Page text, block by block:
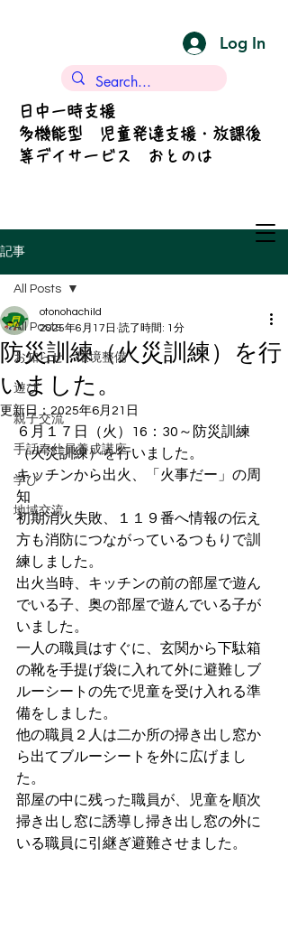
Log In
日中一時支援
多機能型 児童発達支援・放課後
等デイサービス おとのは
記事
All Posts
お知らせ・環境整備
遊び
親子交流
手話奉仕員養成講座
学び
地域交流
All Posts
防災訓練（火災訓練）を行
いました。
otonohachild
2025年6月17日 読了時間: 1分
更新日： 2025年6月21日
６月１７日（火）16：30～防災訓練
（火災訓練）を行いました。
キッチンから出火、「火事だー」の周
知
初期消火失敗、１１９番へ情報の伝え
方も消防につながっているつもりで訓
練しました。
出火当時、キッチンの前の部屋で遊ん
でいる子、奥の部屋で遊んでいる子が
いました。
一人の職員はすぐに、玄関から下駄箱
の靴を手提げ袋に入れて外に避難しブ
ルーシートの先で児童を受け入れる準
備をしました。
他の職員２人は二か所の掃き出し窓か
ら出てブルーシートを外に広げまし
た。
部屋の中に残った職員が、児童を順次
掃き出し窓に誘導し掃き出し窓の外に
いる職員に引継ぎ避難させました。